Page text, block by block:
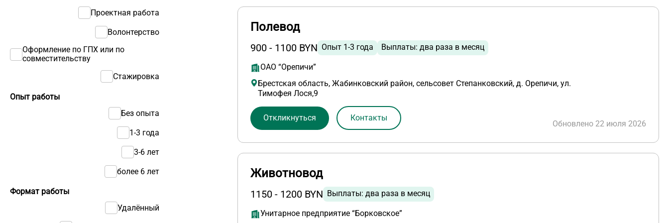
Проектная работа
Волонтерство
Оформление по ГПХ или по
совместительству
Стажировка
Опыт работы
Без опыта
1-3 года
3-6 лет
более 6 лет
Формат работы
Удалённый
Полевод
900 - 1100 BYN Опыт 1-3 года Выплаты: два раза в месяц
ОАО “Орепичи”
Брестская область, Жабинковский район, сельсовет Степанковский, д. Орепичи, ул.
Тимофея Лося,9
Обновлено 22 июля 2026
Откликнуться Контакты
Животновод
1150 - 1200 BYN Выплаты: два раза в месяц
Унитарное предприятие “Борковское”